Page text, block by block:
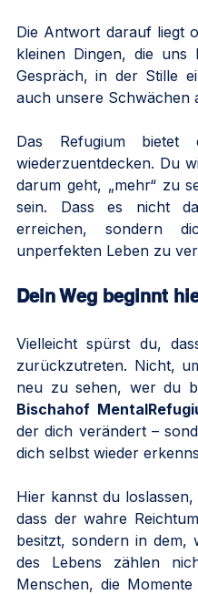
Die Antwort darauf liegt
kleinen Dingen, die uns
Gespräch, in der Stille
auch unsere Schwächen
Das Refugium
wiederzuentdecken. Du
darum geht, „mehr“ zu
sein. Dass es nicht
erreichen, sondern
unperfekten Leben zu
Dein Weg beginnt
Vielleicht spürst du,
zurückzutreten. Nicht,
Bischahof
der dich verändert –
dich selbst wieder
Hier kannst du
dass der wahre
besitzt, sondern in dem,
des Lebens zählen
Menschen, die